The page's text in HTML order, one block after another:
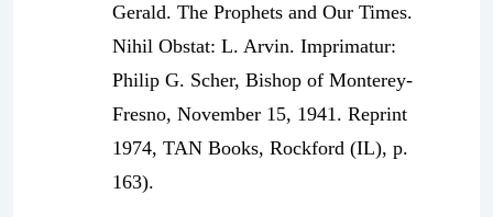
Gerald. The Prophets and Our Times.
Nihil Obstat: L. Arvin. Imprimatur:
Philip G. Scher, Bishop of Monterey-
Fresno, November 15, 1941. Reprint
1974, TAN Books, Rockford (IL), p.
163).